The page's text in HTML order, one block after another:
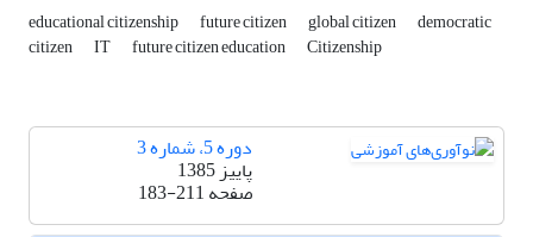
educational citizenship future citizen global citizen democratic
citizen IT future citizen education Citizenship
دوره 5، شماره 3
پاییز 1385
صفحه183-211